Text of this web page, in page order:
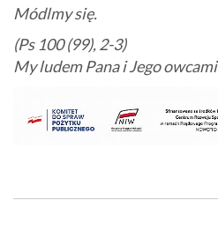
Módlmy się.
(Ps 100 (99), 2-3)
My ludem Pana i Jego owcami